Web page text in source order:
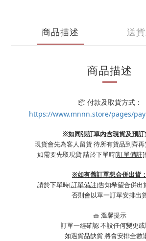
商品描述 送
商品描述
📦 付款及取貨方式：
https://www.mnnn.store/pages/
※如同張訂單內含現貨及預訂
現貨會先為客人留貨 待所有貨品到齊
如需要先取現貨 請於下單時[訂單備註]
※如有舊訂單想合併出貨：
請於下單時[訂單備註]告知希望合併出
否則會以單一訂單安排出
🧺 溫馨提示
訂單一經確認 不設任何變更
如遇貨品缺貨 將會安排全數